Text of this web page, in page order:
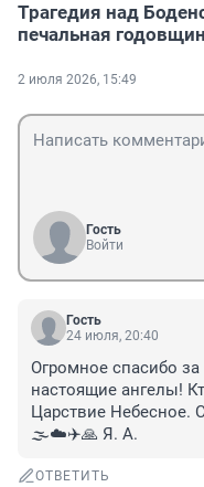
Трагедия над
печальная
2 июля 2026, 15:49
Гость
Войти
Гость
24 июля, 20:40
Огромное спасибо
настоящие ангелы!
Царствие Небесное.
🌫☁✈️🙏 Я. А.
ОТВЕТИТЬ